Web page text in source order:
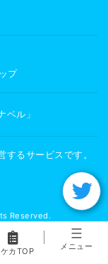
カTOP
メニュー
プ
ベル」
するサービスです。
Reserved.